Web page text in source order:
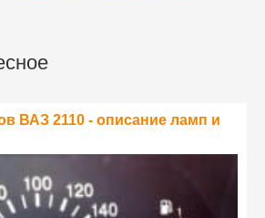
ВАЗ 2110 - описание ламп и